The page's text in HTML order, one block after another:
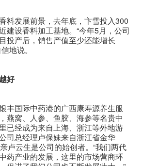
料发展前景，去年底，卞雪投入300
建设香料加工基地。“今年5月，公司
投产后，销售产值至少还能增长
地说。
好
丰国际中药港的广西康寿源养生服
燕窝、人参、鱼胶、海参等名贵中
已经成为来自上海、浙江等外地游
司总经理卢保妹来自浙江省金华
卢云生是公司的始创者。“我们两代
药产业的发展，这里的市场营商环